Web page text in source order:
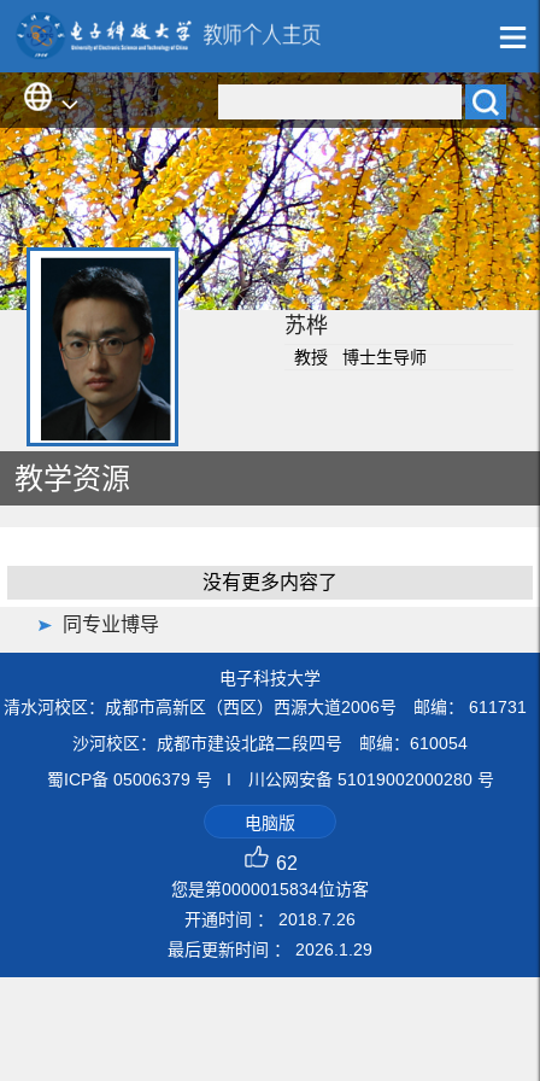
苏桦
教授 博士生导师
教学资源
没有更多内容了
同专业博导
电子科技大学
清水河校区：成都市高新区（西区）西源大道2006号 邮编： 611731
沙河校区：成都市建设北路二段四号 邮编：610054
蜀ICP备 05006379 号 I 川公网安备 51019002000280 号
电脑版
62
您是第0000015834位访客
开通时间 ： 2018 7 26
最后更新时间 ： 2026 1 29